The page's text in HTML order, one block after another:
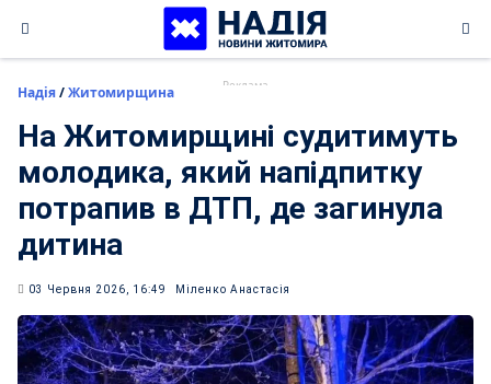
content
Надія/Житомирщина
На Житомирщині судитимуть
молодика, який напідпитку
потрапив в ДТП, де загинула
дитина
03 Червня 2026, 16:49 Міленко Анастасія